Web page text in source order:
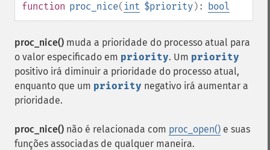
function proc_nice( int $priority): bool
proc_nice() muda a prioridade do processo atual para
o valor especificado em priority. Um priority
positivo irá diminuir a prioridade do processo atual,
enquanto que um priority negativo irá aumentar a
prioridade.
proc_nice() não é relacionada com proc_open() e suas
funções associadas de qualquer maneira.